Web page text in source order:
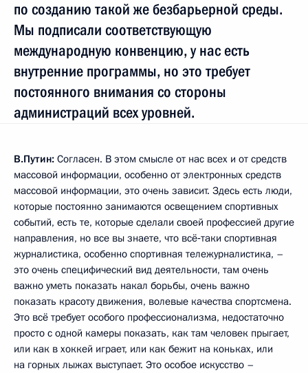
по созданию такой же безбарьерной среды.
Мы подписали соответствующую
международную конвенцию, у нас есть
внутренние программы, но это требует
постоянного внимания со стороны
администраций всех уровней.
В.Путин: Согласен. В этом смысле от нас всех и от средств
массовой информации, особенно от электронных средств
массовой информации, это очень зависит. Здесь есть люди,
которые постоянно занимаются освещением спортивных
событий, есть те, которые сделали своей профессией другие
направления, но все вы знаете, что всё‑таки спортивная
журналистика, особенно спортивная тележурналистика, –
это очень специфический вид деятельности, там очень
важно уметь показать накал борьбы, очень важно
показать красоту движения, волевые качества спортсмена.
Это всё требует особого профессионализма, недостаточно
просто с одной камеры показать, как там человек прыгает,
или как в хоккей играет, или как бежит на коньках, или
на горных лыжах выступает. Это особое искусство –